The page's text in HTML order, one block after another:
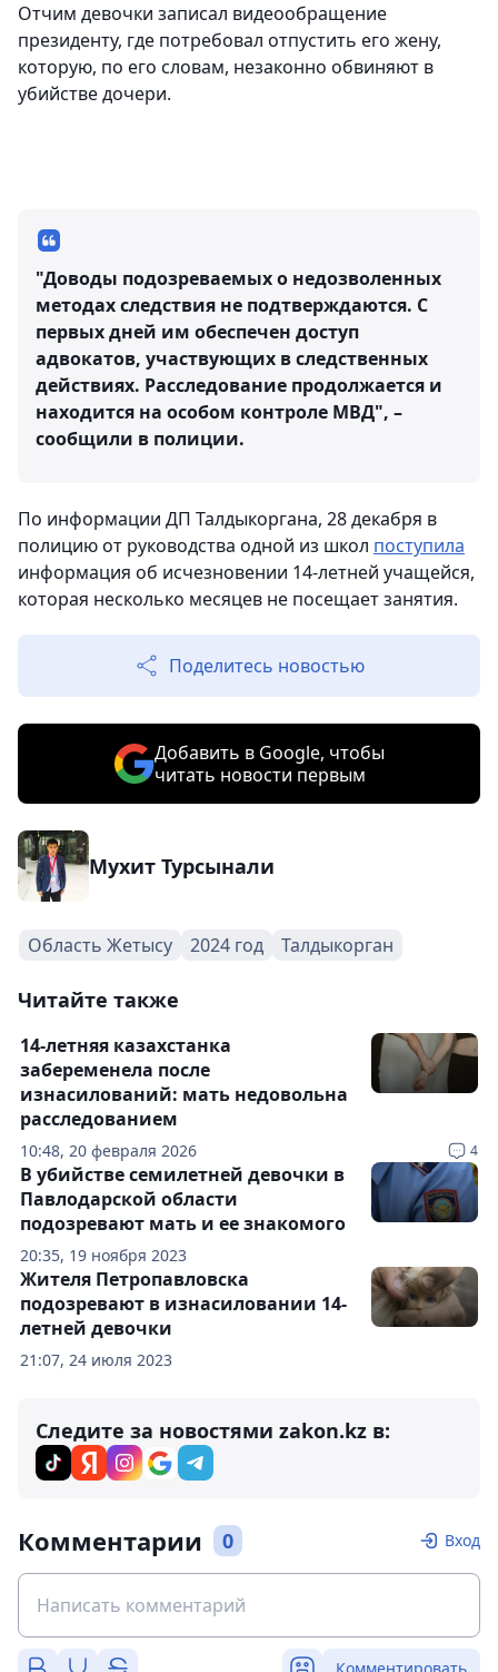
Отчим девочки записал видеообращение
президенту, где потребовал отпустить его жену,
которую, по его словам, незаконно обвиняют в
убийстве дочери.
"Доводы подозреваемых о недозволенных
методах следствия не подтверждаются. С
первых дней им обеспечен доступ
адвокатов, участвующих в следственных
действиях. Расследование продолжается и
находится на особом контроле МВД", –
сообщили в полиции.
По информации ДП Талдыкоргана, 28 декабря в
полицию от руководства одной из школ поступила
информация об исчезновении 14-летней учащейся,
которая несколько месяцев не посещает занятия.
Поделитесь новостью
Добавить в Google, чтобы
читать новости первым
Мухит Турсынали
Область Жетысу 2024 год Талдыкорган
Читайте также
10:48, 20 февраля 2026 4
14-летняя казахстанка
забеременела после
изнасилований: мать недовольна
расследованием
20:35, 19 ноября 2023
В убийстве семилетней девочки в
Павлодарской области
подозревают мать и ее знакомого
21:07, 24 июля 2023
Жителя Петропавловска
подозревают в изнасиловании 14-
летней девочки
Следите за новостями zakon.kz в:
Комментарии 0 Вход